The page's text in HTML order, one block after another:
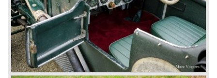
The 4.5 Litre Blower was built in the ‘Barnato’ period.
Financed by the Hon. Dorothy Paget Tim Birkin
successfully experimented at Brooklands with his blower
Bentley and even achieved the Brooklands lap record with
his Blower Bentley. As Woolf Barnato was now in charge
of the Bentley firm, and W.O. now only responsible for the
development of the Bentley cars, Birkin convinced
Barnato to enter a separate team of Blower Bentleys for
the 1930 Le Mans race. This was against W.O. Bentley’s